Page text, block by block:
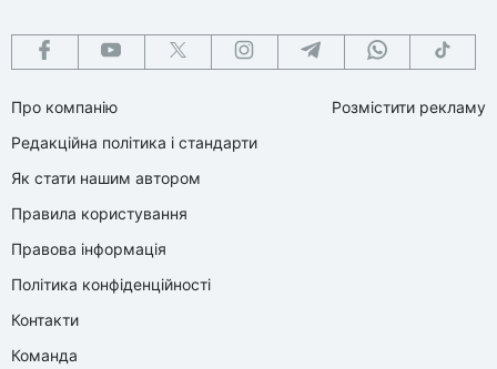
Про компанію
Редакційна політика і стандарти
Як стати нашим автором
Правила користування
Правова інформація
Політика конфіденційності
Контакти
Команда
Розмістити рекламу